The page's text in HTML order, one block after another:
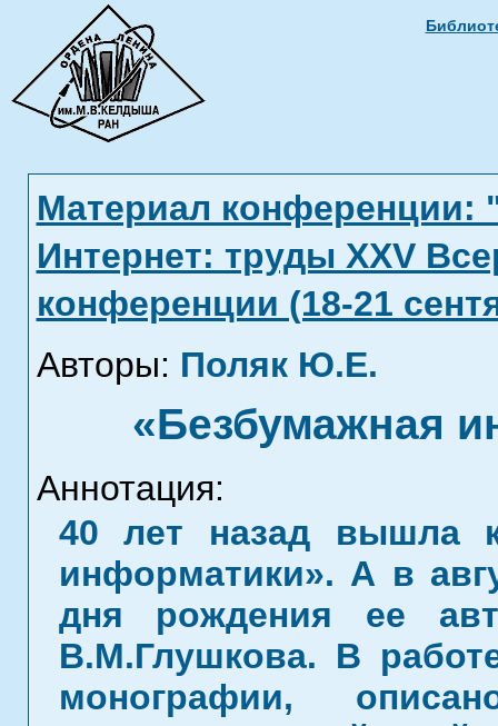
Материал конференции:
Интернет: труды XXV
конференции (18-21
Авторы: Поляк Ю.Е.
«Безбумажная
Аннотация:
40 лет назад вышла
информатики». А в
дня рождения ее
В.М.Глушкова. В
монографии,